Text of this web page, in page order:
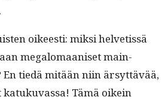
oikeesti: mik­si hel­vetis­sä
mega­lo­maaniset main­
tiedä mitään niin ärsyt­tävää,
Tämä oikein